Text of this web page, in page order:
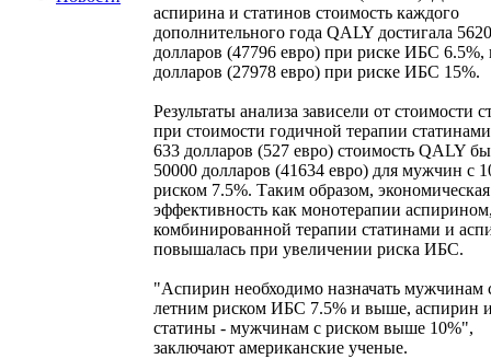
аспирина и статинов стоимость каждого
дополнительного года QALY достигала
долларов (47796 евро) при риске ИБС 6.5%,
долларов (27978 евро) при риске ИБС 15%.
Результаты анализа зависели от стоимости
при стоимости годичной терапии
633 долларов (527 евро) стоимость QALY
50000 долларов (41634 евро) для мужчин с
риском 7.5%. Таким образом, экономическая
эффективность как монотерапии
комбинированной терапии статинами и
повышалась при увеличении риска ИБС.
"Аспирин необходимо назначать мужчинам
летним риском ИБС 7.5% и выше, аспирин
статины - мужчинам с риском выше 10%",
заключают американские ученые.